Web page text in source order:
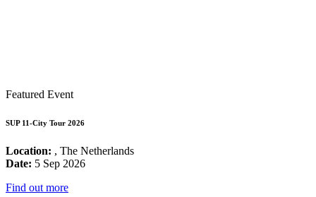
Featured Event
SUP 11-City Tour 2026
Location: , The Netherlands
Date: 5 Sep 2026
Find out more